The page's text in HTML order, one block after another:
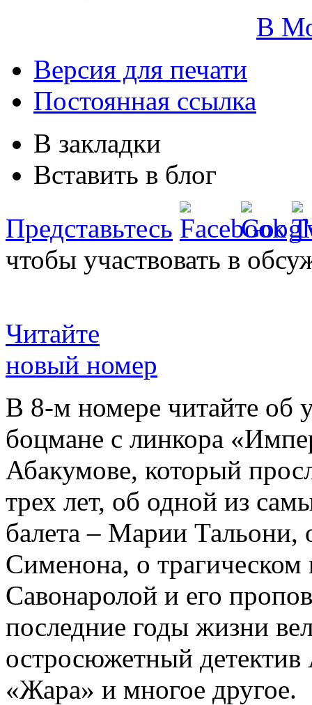
В
Версия для печати
Постоянная ссылка
В закладки
Вставить в блог
Представьтесь
чтобы участвовать в
Читайте
новый номер
В 8-м номере читайте об
боцмане с линкора
Абакумове, который
трех лет, об одной из
балета – Марии
Сименона, о трагическом
Савонаролой и его
последние годы жизни
остросюжетный детектив
«Жара» и многое другое.